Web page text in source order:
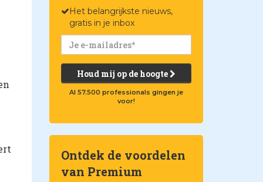
Het belangrijkste nieuws,
gratis in je inbox
Houd mij op de hoogte
Al 57.500 professionals gingen je
voor!
Ontdek de voordelen
van Premium